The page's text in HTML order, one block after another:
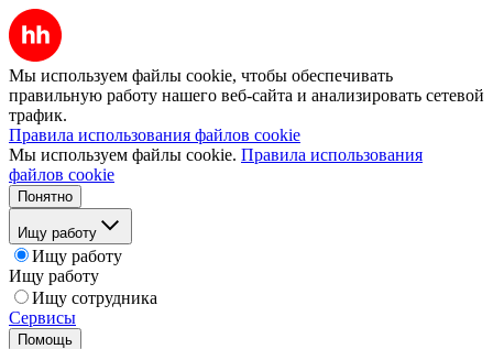
Мы используем файлы cookie, чтобы обеспечивать
правильную работу нашего веб-сайта и анализировать сетевой
трафик.
Правила использования файлов cookie
Мы используем файлы cookie. Правила использования
файлов cookie
Понятно
Ищу работу
Ищу работу
Ищу работу
Ищу сотрудника
Сервисы
Помощь